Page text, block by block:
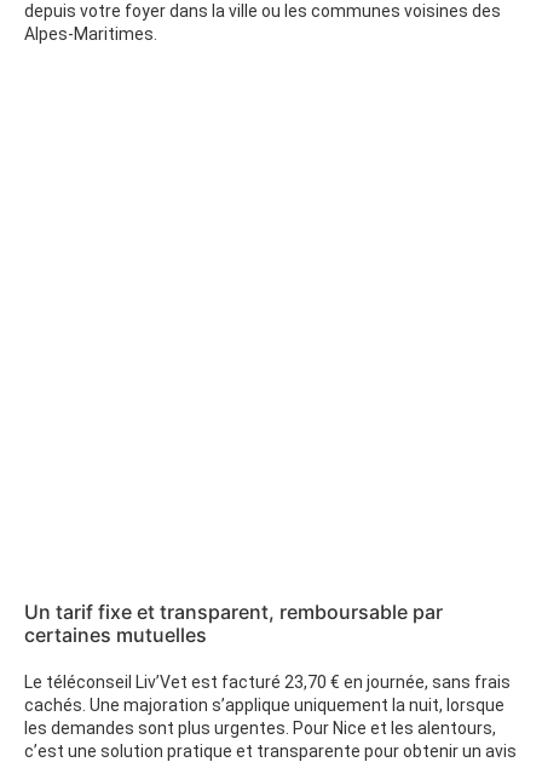
depuis votre foyer dans la ville ou les communes voisines des
Alpes-Maritimes.
Un tarif fixe et transparent, remboursable par
certaines mutuelles
Le téléconseil Liv’Vet est facturé 23,70 € en journée, sans frais
cachés. Une majoration s’applique uniquement la nuit, lorsque
les demandes sont plus urgentes. Pour Nice et les alentours,
c’est une solution pratique et transparente pour obtenir un avis